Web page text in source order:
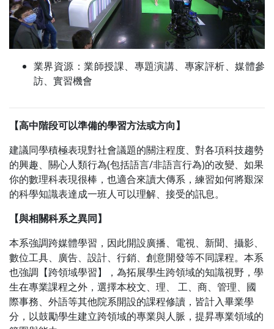
業界資源：業師授課、專題演講、專家評析、媒體參
訪、實習機會
【高中階段可以準備的學習方法或方向】
建議同學積極表現對社會議題的關注程度、對各項科技趨勢
的興趣、關心人類行為(包括語言/非語言行為)的改變、如果
你的數理科表現很棒，也適合來讀大傳系，練習如何將艱深
的科學知識表達成一班人可以理解、接受的訊息。
【與相關科系之異同】
本系強調跨媒體學習，因此開設廣播、電視、新聞、攝影、
數位工具、廣告、設計、行銷、創意開發等不同課程。本系
也強調【跨領域學習】，為拓展學生跨領域的知識視野，學
生在專業課程之外，選擇本校文、理、 工、商、管理、國
際事務、外語等其他院系開設的課程修讀，皆計入畢業學
分，以鼓勵學生建立跨領域的專業與人脈，提昇專業領域的